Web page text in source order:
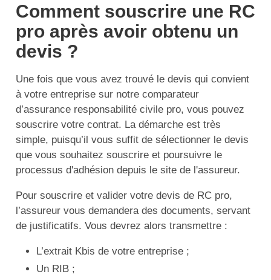
Comment souscrire une RC
pro après avoir obtenu un
devis ?
Une fois que vous avez trouvé le devis qui convient
à votre entreprise sur notre comparateur
d’assurance responsabilité civile pro, vous pouvez
souscrire votre contrat. La démarche est très
simple, puisqu’il vous suffit de sélectionner le devis
que vous souhaitez souscrire et poursuivre le
processus d'adhésion depuis le site de l'assureur.
Pour souscrire et valider votre devis de RC pro,
l’assureur vous demandera des documents, servant
de justificatifs. Vous devrez alors transmettre :
L’extrait Kbis de votre entreprise ;
Un RIB ;